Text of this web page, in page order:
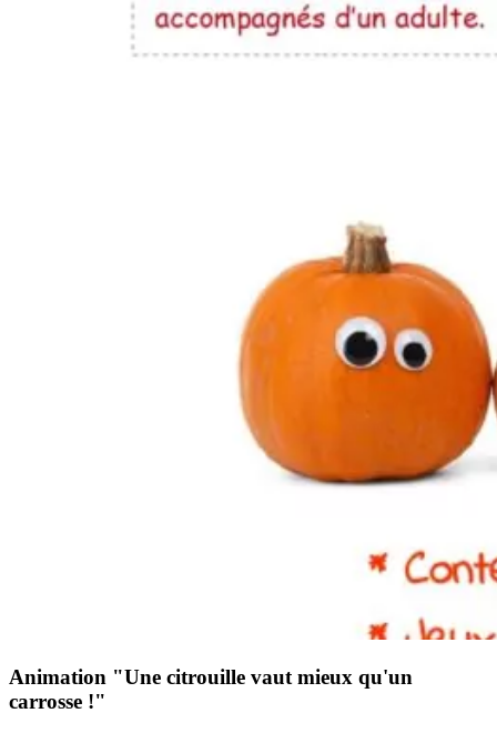
Animation "Une citrouille vaut mieux qu'un
carrosse !"